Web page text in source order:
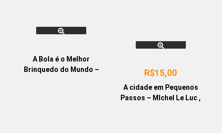
A Bola é o Melhor
Brinquedo do Mundo –
R$15,00
A cidade em Pequenos
Passos – MIchel Le Luc ,